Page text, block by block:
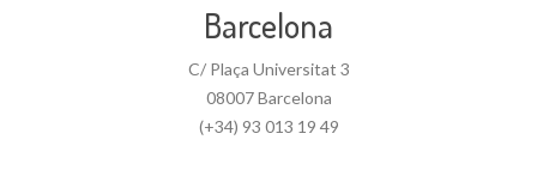
Barcelona
C/ Plaça Universitat 3
08007 Barcelona
(+34) 93 013 19 49